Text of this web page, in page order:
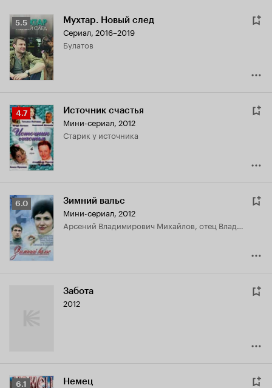
Рейтинг
Кинопоиска
5.5
5.5 Мухтар. Новый след
Сериал, 2016–2019
Булатов
Рейтинг
Кинопоиска
4.7
4.7 Источник счастья
Мини-сериал, 2012
старик у источника
Рейтинг
Кинопоиска
6.0
6.0 Зимний вальс
Мини-сериал, 2012
Арсений Владимирович Михайлов, отец Владимира
Забота
2012
Рейтинг
6.1 Немец